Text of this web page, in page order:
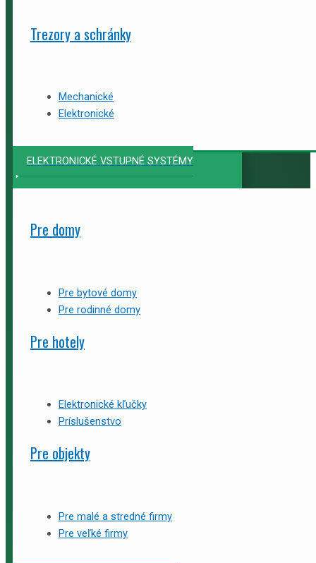
Trezory a schránky
Mechanické
Elektronické
ELEKTRONICKÉ VSTUPNÉ SYSTÉMY
Pre domy
Pre bytové domy
Pre rodinné domy
Pre hotely
Elektronické kľučky
Príslušenstvo
Pre objekty
Pre malé a stredné firmy
Pre veľké firmy